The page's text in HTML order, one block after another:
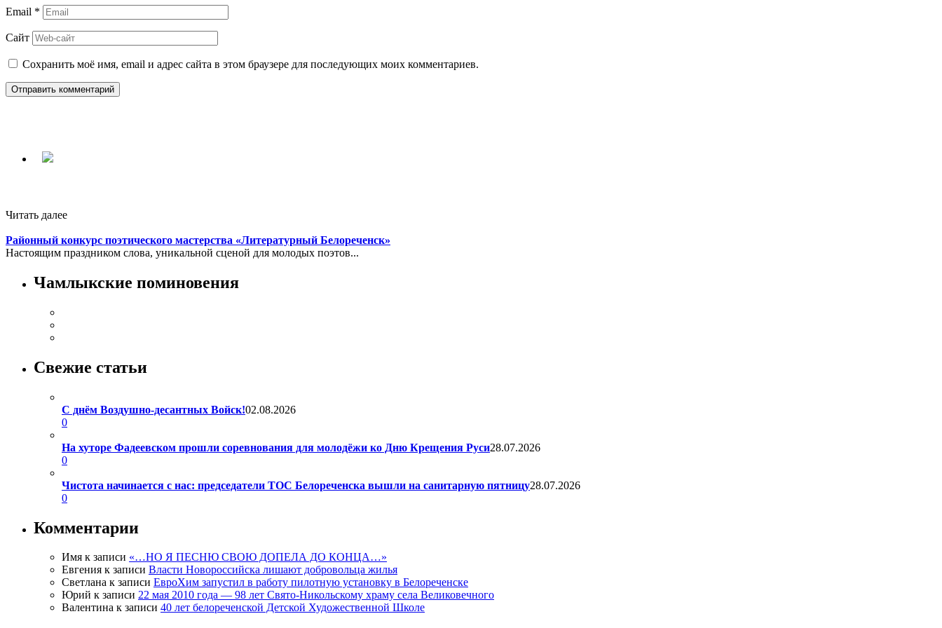
Email *
Сайт
Сохранить моё имя, email и адрес сайта в этом браузере для последующих моих комментариев.
Читать далее
Районный конкурс поэтического мастерства «Литературный Белореченск»
Настоящим праздником слова, уникальной сценой для молодых поэтов...
Чамлыкские поминовения
Свежие статьи
С днём Воздушно-десантных Войск!02.08.2026
0
На хуторе Фадеевском прошли соревнования для молодёжи ко Дню Крещения Руси28.07.2026
0
Чистота начинается с нас: председатели ТОС Белореченска вышли на санитарную пятницу28.07.2026
0
Комментарии
Имя к записи «…НО Я ПЕСНЮ СВОЮ ДОПЕЛА ДО КОНЦА…»
Евгения к записи Власти Новороссийска лишают добровольца жилья
Светлана к записи ЕвроХим запустил в работу пилотную установку в Белореченске
Юрий к записи 22 мая 2010 года — 98 лет Свято-Никольскому храму села Великовечного
Валентина к записи 40 лет белореченской Детской Художественной Школе